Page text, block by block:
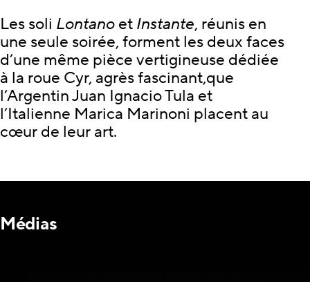
Les soli Lontano et Instante, réunis en
une seule soirée, forment les deux faces
d’une même pièce vertigineuse dédiée
à la roue Cyr, agrès fascinant,que
l’Argentin Juan Ignacio Tula et
l’Italienne Marica Marinoni placent au
cœur de leur art.
Médias